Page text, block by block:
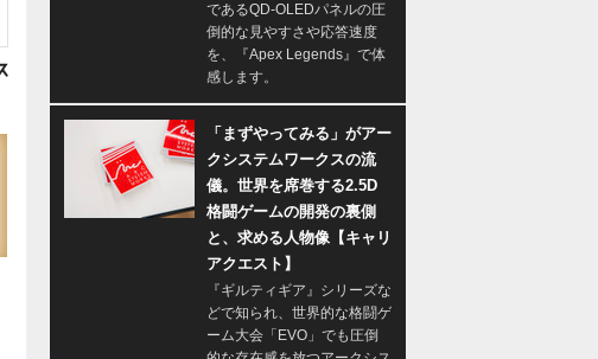
であるQD-OLEDパネルの圧
倒的な見やすさや応答速度
を、『Apex Legends』で体
感します。
「まずやってみる」がアー
クシステムワークスの流
儀。世界を席巻する2.5D
格闘ゲームの開発の裏側
と、求める人物像【キャリ
アクエスト】
『ギルティギア』シリーズな
どで知られ、世界的な格闘ゲ
ーム大会「EVO」でも圧倒